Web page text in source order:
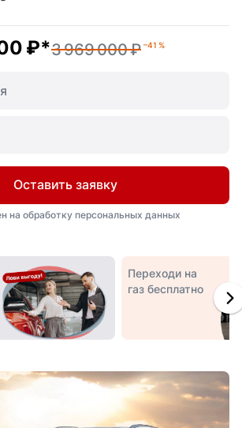
₽*3 969 000 ₽ –41 %
Оставить заявку
на обработку персональных данных
Переходи на
газ бесплатно